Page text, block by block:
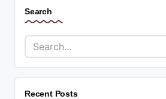
Search
Recent Posts